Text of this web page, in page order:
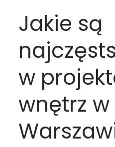
Jakie są
w
wnętrz w